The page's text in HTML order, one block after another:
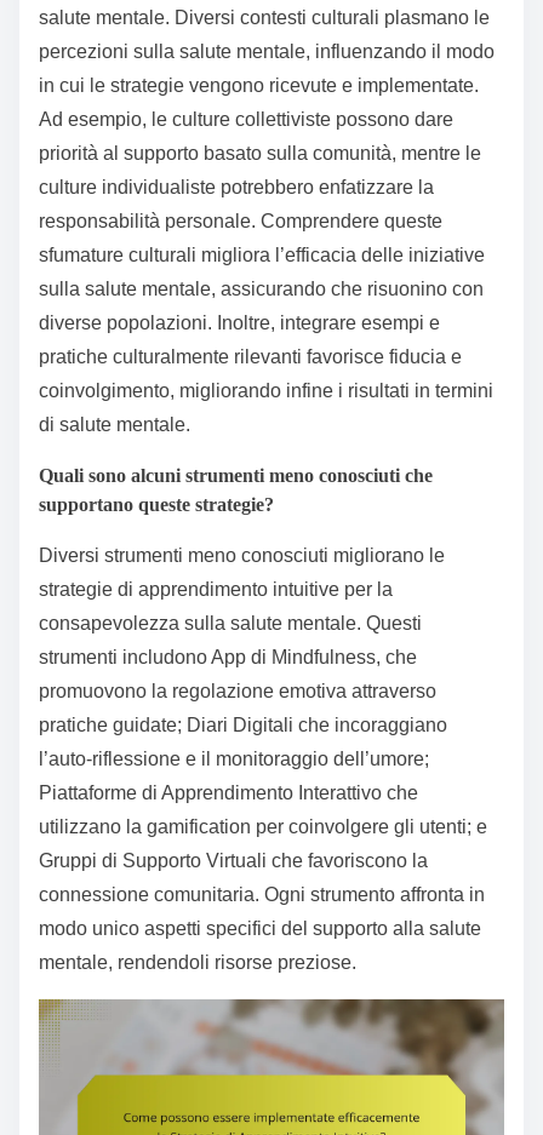
salute mentale. Diversi contesti culturali plasmano le
percezioni sulla salute mentale, influenzando il modo
in cui le strategie vengono ricevute e implementate.
Ad esempio, le culture collettiviste possono dare
priorità al supporto basato sulla comunità, mentre le
culture individualiste potrebbero enfatizzare la
responsabilità personale. Comprendere queste
sfumature culturali migliora l’efficacia delle iniziative
sulla salute mentale, assicurando che risuonino con
diverse popolazioni. Inoltre, integrare esempi e
pratiche culturalmente rilevanti favorisce fiducia e
coinvolgimento, migliorando infine i risultati in termini
di salute mentale.
Quali sono alcuni strumenti meno conosciuti che
supportano queste strategie?
Diversi strumenti meno conosciuti migliorano le
strategie di apprendimento intuitive per la
consapevolezza sulla salute mentale. Questi
strumenti includono App di Mindfulness, che
promuovono la regolazione emotiva attraverso
pratiche guidate; Diari Digitali che incoraggiano
l’auto-riflessione e il monitoraggio dell’umore;
Piattaforme di Apprendimento Interattivo che
utilizzano la gamification per coinvolgere gli utenti; e
Gruppi di Supporto Virtuali che favoriscono la
connessione comunitaria. Ogni strumento affronta in
modo unico aspetti specifici del supporto alla salute
mentale, rendendoli risorse preziose.